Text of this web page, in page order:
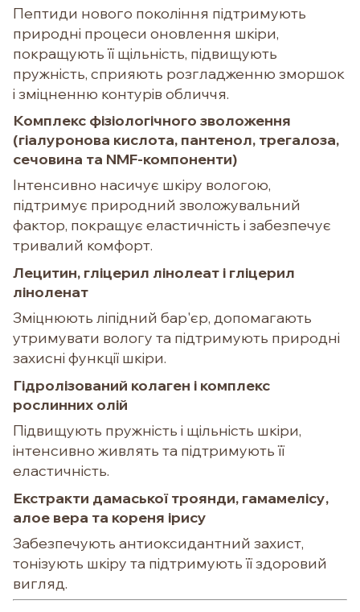
Пептиди нового покоління підтримують
природні процеси оновлення шкіри,
покращують її щільність, підвищують
пружність, сприяють розгладженню зморшок
і зміцненню контурів обличчя.
Комплекс фізіологічного зволоження
(гіалуронова кислота, пантенол, трегалоза,
сечовина та NMF-компоненти)
Інтенсивно насичує шкіру вологою,
підтримує природний зволожувальний
фактор, покращує еластичність і забезпечує
тривалий комфорт.
Лецитин, гліцерил лінолеат і гліцерил
ліноленат
Зміцнюють ліпідний бар'єр, допомагають
утримувати вологу та підтримують природні
захисні функції шкіри.
Гідролізований колаген і комплекс
рослинних олій
Підвищують пружність і щільність шкіри,
інтенсивно живлять та підтримують її
еластичність.
Екстракти дамаської троянди, гамамелісу,
алое вера та кореня ірису
Забезпечують антиоксидантний захист,
тонізують шкіру та підтримують її здоровий
вигляд.